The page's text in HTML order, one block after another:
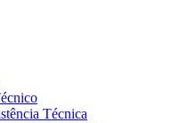
Técnica